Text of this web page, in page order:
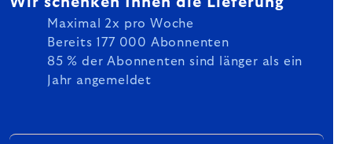
Maximal 2x pro Woche
Bereits 177 000 Abonnenten
85 % der Abonnenten sind länger als ein
Jahr angemeldet